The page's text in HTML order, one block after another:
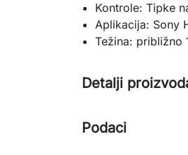
Kontrole: Tipke
Aplikacija: Sony
Težina: približno
Detalji
Podaci